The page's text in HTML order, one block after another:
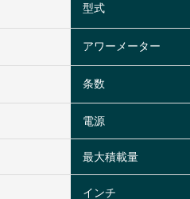
型式
アワーメーター
条数
電源
最大積載量
インチ